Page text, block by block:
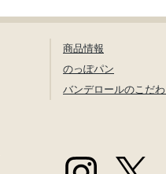
商品情報
のっぽパン
バンデロールのこだ